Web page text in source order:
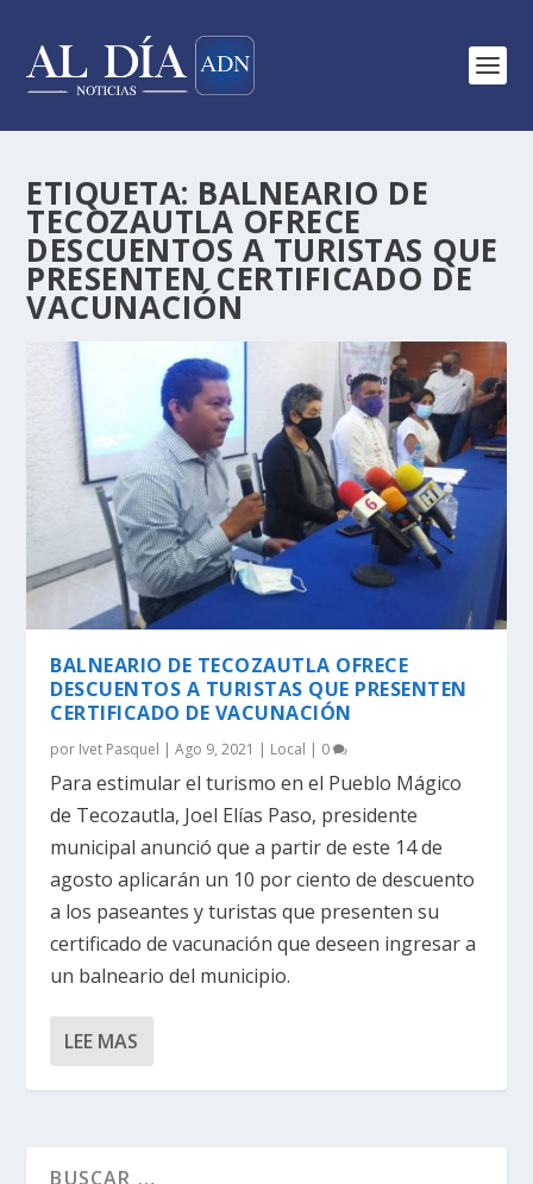
ETIQUETA: BALNEARIO DE
TECOZAUTLA OFRECE
DESCUENTOS A TURISTAS QUE
PRESENTEN CERTIFICADO DE
VACUNACIÓN
BALNEARIO DE TECOZAUTLA OFRECE
DESCUENTOS A TURISTAS QUE PRESENTEN
CERTIFICADO DE VACUNACIÓN
por Ivet Pasquel |Ago 9, 2021 | Local | 0
Para estimular el turismo en el Pueblo Mágico
de Tecozautla, Joel Elías Paso, presidente
municipal anunció que a partir de este 14 de
agosto aplicarán un 10 por ciento de descuento
a los paseantes y turistas que presenten su
certificado de vacunación que deseen ingresar a
un balneario del municipio.
LEE MAS